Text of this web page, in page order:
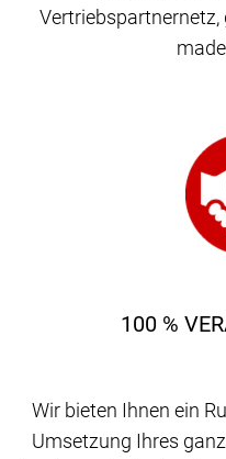
100 %
Wir bieten Ihnen ein
Umsetzung Ihres